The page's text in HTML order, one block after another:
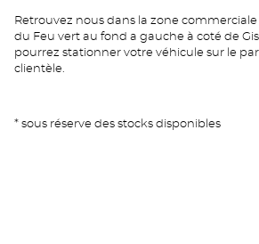
Retrouvez nous dans la zone
du Feu vert au fond a gauche à coté de
pourrez stationner votre véhicule sur le
clientèle.
* sous réserve des stocks disponibles